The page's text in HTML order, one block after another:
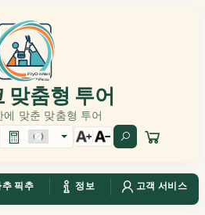
맞춤형 투어
에 맞춘 맞춤형 투어
추 픽추 정보 고객 서비스